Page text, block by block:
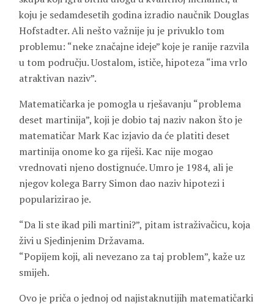
koju je sedamdesetih godina izradio naučnik Douglas
Hofstadter. Ali nešto važnije ju je privuklo tom
problemu: “neke značajne ideje” koje je ranije razvila
u tom području. Uostalom, ističe, hipoteza “ima vrlo
atraktivan naziv”.
Matematičarka je pomogla u rješavanju “problema
deset martinija”, koji je dobio taj naziv nakon što je
matematičar Mark Kac izjavio da će platiti deset
martinija onome ko ga riješi. Kac nije mogao
vrednovati njeno dostignuće. Umro je 1984, ali je
njegov kolega Barry Simon dao naziv hipotezi i
popularizirao je.
“Da li ste ikad pili martini?”, pitam istraživačicu, koja
živi u Sjedinjenim Državama.
“Popijem koji, ali nevezano za taj problem”, kaže uz
smijeh.
Ovo je priča o jednoj od najistaknutijih matematičarki